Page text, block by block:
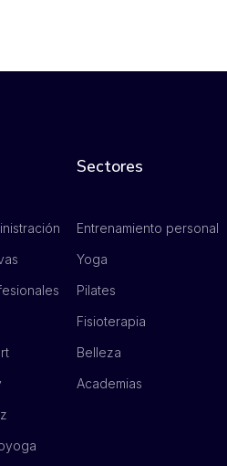
Sectores
Entrenamiento personal
Yoga
Pilates
Fisioterapia
Belleza
Academias